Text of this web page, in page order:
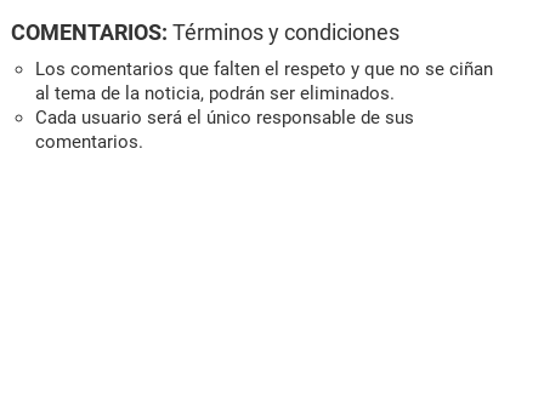
COMENTARIOS: Términos y condiciones
Los comentarios que falten el respeto y que no se ciñan
al tema de la noticia, podrán ser eliminados.
Cada usuario será el único responsable de sus
comentarios.